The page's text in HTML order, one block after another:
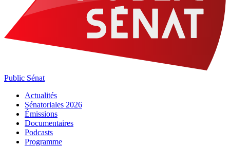
Public Sénat
Actualités
Sénatoriales 2026
Émissions
Documentaires
Podcasts
Programme